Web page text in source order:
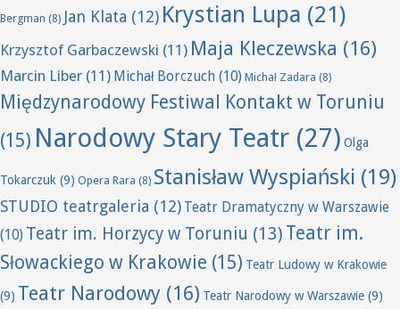
Bergman (8) Jan Klata (12) Krystian Lupa (21)
Krzysztof Garbaczewski (11) Maja Kleczewska (16)
Marcin Liber (11) Michał Borczuch (10) Michał Zadara (8)
Międzynarodowy Festiwal Kontakt w Toruniu
(15) Narodowy Stary Teatr (27) Olga
Tokarczuk (9) Opera Rara (8) Stanisław Wyspiański (19)
STUDIO teatrgaleria (12) Teatr Dramatyczny w Warszawie
(10) Teatr im. Horzycy w Toruniu (13) Teatr im.
Słowackiego w Krakowie (15) Teatr Ludowy w Krakowie
(9) Teatr Narodowy (16) Teatr Narodowy w Warszawie (9)